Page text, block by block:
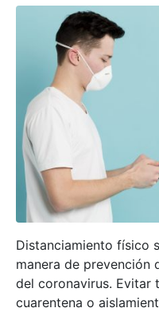
Distanciamiento físico
manera de prevención
del coronavirus. Evitar
cuarentena o